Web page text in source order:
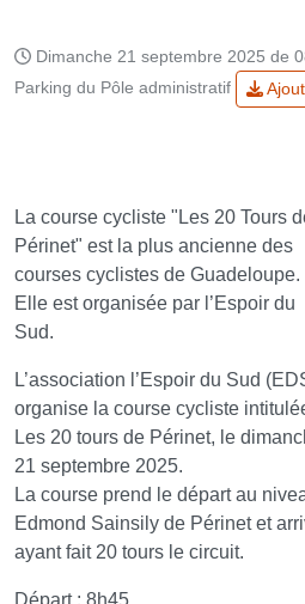
Dimanche 21 septembre 2025 de
Parking du Pôle administratif
La course cycliste "Les 20 Tours
Périnet" est la plus ancienne des
courses cyclistes de Guadeloupe.
Elle est organisée par l’Espoir du
Sud.
L’association l’Espoir du Sud
organise la course cycliste
Les 20 tours de Périnet, le
21 septembre 2025.
La course prend le départ au
Edmond Sainsily de Périnet et
ayant fait 20 tours le circuit.
Départ : 8h45